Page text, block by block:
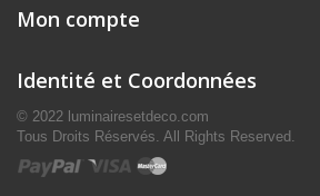
Mon compte
Identité et Coordonnées
© 2022 luminairesetdeco.com
Tous Droits Réservés. All Rights Reserved.